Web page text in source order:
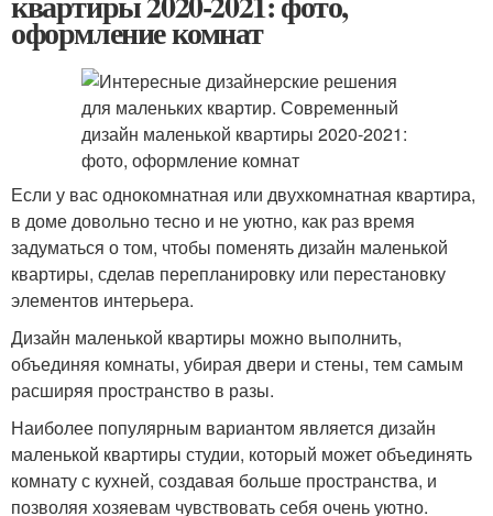
оформление комнат
Если у вас однокомнатная или двухкомнатная квартира,
в доме довольно тесно и не уютно, как раз время
задуматься о том, чтобы поменять дизайн маленькой
квартиры, сделав перепланировку или перестановку
элементов интерьера.
Дизайн маленькой квартиры можно выполнить,
объединяя комнаты, убирая двери и стены, тем самым
расширяя пространство в разы.
Наиболее популярным вариантом является дизайн
маленькой квартиры студии, который может объединять
комнату с кухней, создавая больше пространства, и
позволяя хозяевам чувствовать себя очень уютно.